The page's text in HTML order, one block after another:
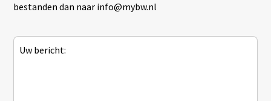
bestanden dan naar info@mybw.nl
Uw bericht: